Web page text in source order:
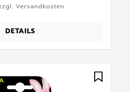
Versandkosten
DETAILS